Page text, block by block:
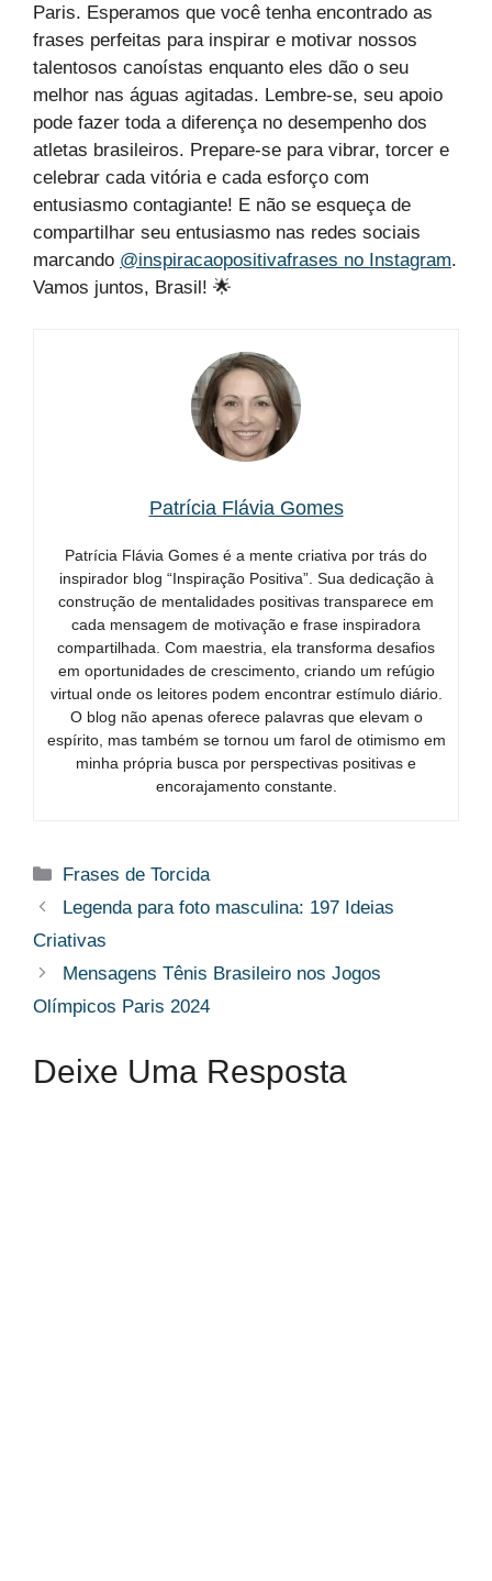
Paris. Esperamos que você tenha encontrado as
frases perfeitas para inspirar e motivar nossos
talentosos canoístas enquanto eles dão o seu
melhor nas águas agitadas. Lembre-se, seu apoio
pode fazer toda a diferença no desempenho dos
atletas brasileiros. Prepare-se para vibrar, torcer e
celebrar cada vitória e cada esforço com
entusiasmo contagiante! E não se esqueça de
compartilhar seu entusiasmo nas redes sociais
marcando @inspiracaopositivafrases no Instagram.
Vamos juntos, Brasil! 🌟
Patrícia Flávia Gomes
Patrícia Flávia Gomes é a mente criativa por trás do
inspirador blog “Inspiração Positiva”. Sua dedicação à
construção de mentalidades positivas transparece em
cada mensagem de motivação e frase inspiradora
compartilhada. Com maestria, ela transforma desafios
em oportunidades de crescimento, criando um refúgio
virtual onde os leitores podem encontrar estímulo diário.
O blog não apenas oferece palavras que elevam o
espírito, mas também se tornou um farol de otimismo em
minha própria busca por perspectivas positivas e
encorajamento constante.
Categorias
Frases de Torcida
Legenda para foto masculina: 197 Ideias
Criativas
Mensagens Tênis Brasileiro nos Jogos
Olímpicos Paris 2024
Deixe Uma Resposta